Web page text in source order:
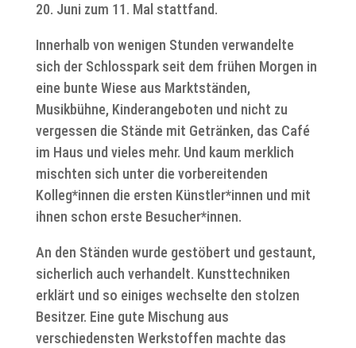
20. Juni zum 11. Mal stattfand.
Innerhalb von wenigen Stunden verwandelte
sich der Schlosspark seit dem frühen Morgen in
eine bunte Wiese aus Marktständen,
Musikbühne, Kinderangeboten und nicht zu
vergessen die Stände mit Getränken, das Café
im Haus und vieles mehr. Und kaum merklich
mischten sich unter die vorbereitenden
Kolleg*innen die ersten Künstler*innen und mit
ihnen schon erste Besucher*innen.
An den Ständen wurde gestöbert und gestaunt,
sicherlich auch verhandelt. Kunsttechniken
erklärt und so einiges wechselte den stolzen
Besitzer. Eine gute Mischung aus
verschiedensten Werkstoffen machte das